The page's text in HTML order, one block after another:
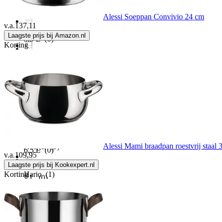
Galicja(1)
GreenChef(2)
GSW
Habonne (3)
Hario(1)
Haws(1)
5.5 L(0)
6.2 L
6.3 L(0)
6.5 L(0)
7 L(0)
9 L
Alessi Soeppan Convivio 24 cm
v.a.137,11
Laagste prijs bij Amazon.nl
Korting
Alessi Mami braadpan roestvrij staal
v.a.109,95
Laagste prijs bij Kookexpert.nl
Korting